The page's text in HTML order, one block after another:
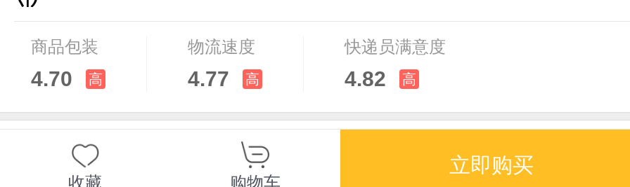
商品包装
4.70 高
物流速度
4.77 高
快递员满意度
4.82 高
购买此商品的顾客也同时购买
收藏 购物车
立即购买